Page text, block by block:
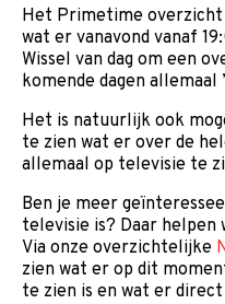
Het Primetime overzicht
wat er vanavond vanaf
Wissel van dag om een
komende dagen allemaal
Het is natuurlijk ook
te zien wat er over de
allemaal op televisie te
Ben je meer
televisie is? Daar helpen
Via onze overzichtelijke
zien wat er op dit
te zien is en wat er direct